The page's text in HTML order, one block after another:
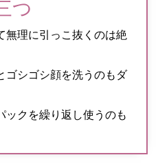
つ
無理に引っこ抜くのは絶
ゴシゴシ顔を洗うのもダ
ックを繰り返し使うのも